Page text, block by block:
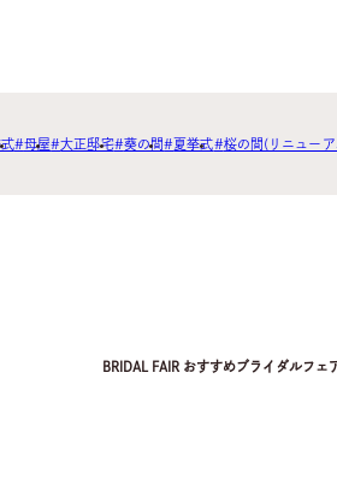
母屋 大正邸宅 葵の間 夏挙式 桜の間(リニュー
BRIDAL FAIR おすすめブライダルフェ